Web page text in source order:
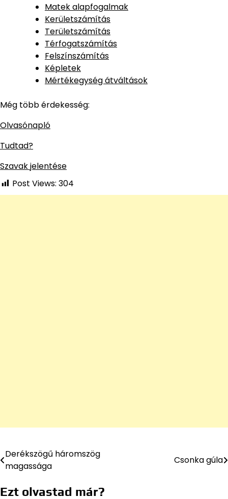
Matek alapfogalmak
Kerületszámítás
Területszámítás
Térfogatszámítás
Felszínszámítás
Képletek
Mértékegység átváltások
Még több érdekesség:
Olvasónapló
Tudtad?
Szavak jelentése
Post Views: 304
Bejegyzés
navigáció
Derékszögű háromszög
magassága
Csonka gúla
Ezt olvastad már?